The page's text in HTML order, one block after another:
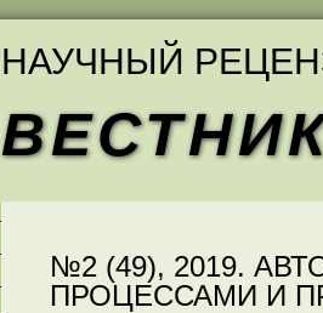
НАУЧНЫЙ
№2 (49), 2019.
ПРОЦЕССАМИ И